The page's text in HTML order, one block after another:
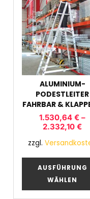
ALUMINIUM-
PODESTLEITER
FAHRBAR &
1.530,64 € –
2.332,10 €
zzgl.
AUSFÜHRUNG
WÄHLEN